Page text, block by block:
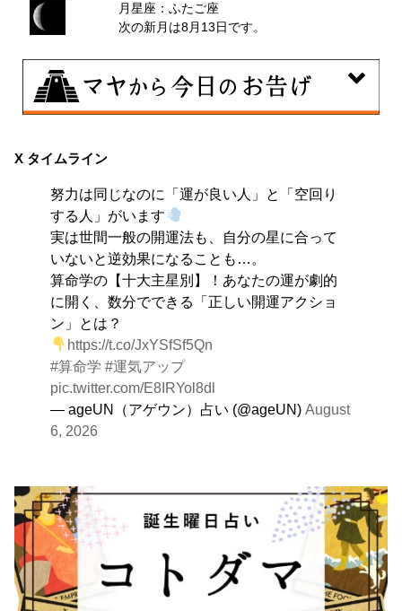
月星座：ふたご座
次の新月は8月13日です。
興味のある分野で、熟練を志す日。なんとなくではな
す。
X タイムライン
努力は同じなのに「運が良い人」と「空回り
する人」がいます
実は世間一般の開運法も、自分の星に合って
いないと逆効果になることも…。
算命学の【十大主星別】！あなたの運が劇的
に開く、数分でできる「正しい開運アクショ
ン」とは？
https://t.co/JxYSfSf5Qn
#算命学 #運気アップ
pic.twitter.com/E8IRYol8dl
— ageUN（アゲウン）占い (@ageUN)August
6, 2026